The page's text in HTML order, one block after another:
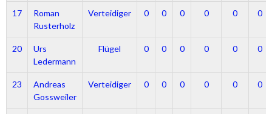
17
Roman
Rusterholz
Verteidiger 0 0 0 0 0 0
20
Urs
Ledermann
Flügel 0 0 0 0 0 0
23
Andreas
Gossweiler
Verteidiger 0 0 0 0 0 0